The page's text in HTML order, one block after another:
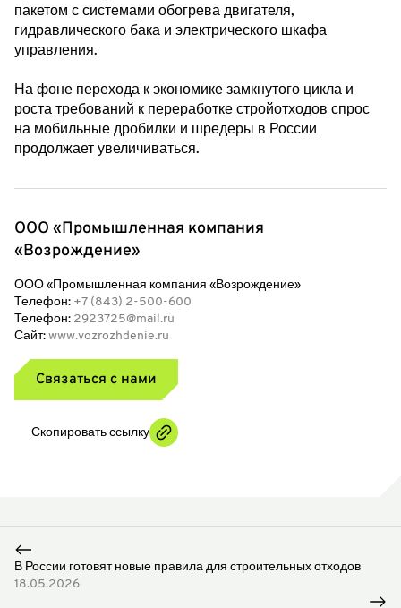
пакетом с системами обогрева двигателя,
гидравлического бака и электрического шкафа
управления.
На фоне перехода к экономике замкнутого цикла и
роста требований к переработке стройотходов спрос
на мобильные дробилки и шредеры в России
продолжает увеличиваться.
ООО «Промышленная компания
«Возрождение»
ООО «Промышленная компания «Возрождение»
Телефон: +7 (843) 2-500-600
Телефон: 2923725@mail.ru
Сайт: www.vozrozhdenie.ru
Связаться с нами
Скопировать ссылку
В России готовят новые правила для строительных отходов
18.05.2026